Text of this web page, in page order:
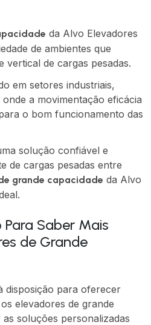
da Alvo Elevadores
de ambientes que
vertical de cargas pesadas.
em setores industriais,
a movimentação eficácia
o bom funcionamento das
solução confiável e
de cargas pesadas entre
grande capacidade da Alvo
Saber Mais
de Grande
disposição para oferecer
elevadores de grande
soluções personalizadas